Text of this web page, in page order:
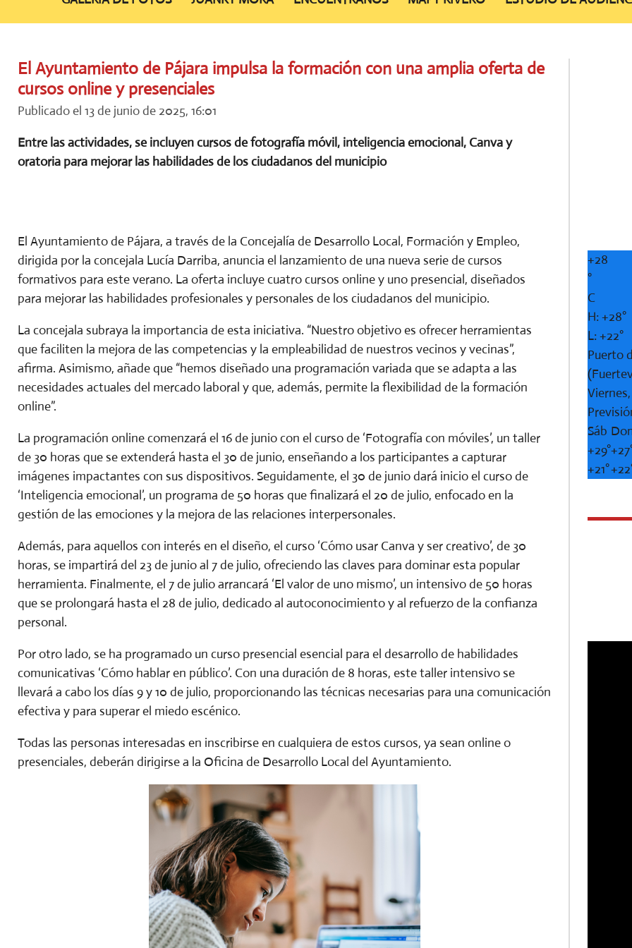
El Ayuntamiento de Pájara impulsa la formación con una amplia oferta de
cursos online y presenciales
Publicado el 13 de junio de 2025, 16:01
Entre las actividades, se incluyen cursos de fotografía móvil, inteligencia emocional, Canva y
oratoria para mejorar las habilidades de los ciudadanos del municipio
El Ayuntamiento de Pájara, a través de la Concejalía de Desarrollo Local, Formación y Empleo,
dirigida por la concejala Lucía Darriba, anuncia el lanzamiento de una nueva serie de cursos
formativos para este verano. La oferta incluye cuatro cursos online y uno presencial, diseñados
para mejorar las habilidades profesionales y personales de los ciudadanos del municipio.
La concejala subraya la importancia de esta iniciativa. “Nuestro objetivo es ofrecer herramientas
que faciliten la mejora de las competencias y la empleabilidad de nuestros vecinos y vecinas”,
afirma. Asimismo, añade que “hemos diseñado una programación variada que se adapta a las
necesidades actuales del mercado laboral y que, además, permite la flexibilidad de la formación
online”.
La programación online comenzará el 16 de junio con el curso de ‘Fotografía con móviles’, un taller
de 30 horas que se extenderá hasta el 30 de junio, enseñando a los participantes a capturar
imágenes impactantes con sus dispositivos. Seguidamente, el 30 de junio dará inicio el curso de
‘Inteligencia emocional’, un programa de 50 horas que finalizará el 20 de julio, enfocado en la
gestión de las emociones y la mejora de las relaciones interpersonales.
Además, para aquellos con interés en el diseño, el curso ‘Cómo usar Canva y ser creativo’, de 30
horas, se impartirá del 23 de junio al 7 de julio, ofreciendo las claves para dominar esta popular
herramienta. Finalmente, el 7 de julio arrancará ‘El valor de uno mismo’, un intensivo de 50 horas
que se prolongará hasta el 28 de julio, dedicado al autoconocimiento y al refuerzo de la confianza
personal.
Por otro lado, se ha programado un curso presencial esencial para el desarrollo de habilidades
comunicativas ‘Cómo hablar en público’. Con una duración de 8 horas, este taller intensivo se
llevará a cabo los días 9 y 10 de julio, proporcionando las técnicas necesarias para una comunicación
efectiva y para superar el miedo escénico.
Todas las personas interesadas en inscribirse en cualquiera de estos cursos, ya sean online o
presenciales, deberán dirigirse a la Oficina de Desarrollo Local del Ayuntamiento.
+28
°
C
H:+28°
L:+22°
Puerto
Sáb
+29°+
+21°+